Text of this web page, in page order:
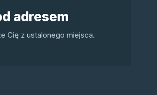
adresem
Cię z ustalonego miejsca.